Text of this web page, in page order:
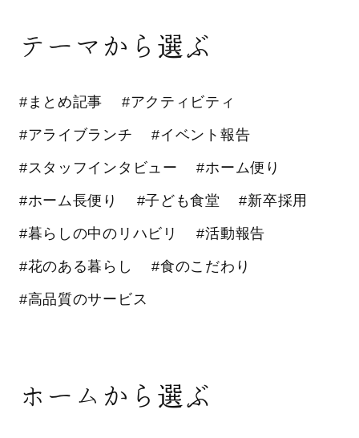
テーマから選ぶ
#まとめ記事 #アクティビティ
#アライブランチ #イベント報告
#スタッフインタビュー #ホーム便り
#ホーム長便り #子ども食堂 #新卒採用
#暮らしの中のリハビリ #活動報告
#花のある暮らし #食のこだわり
#高品質のサービス
ホームから選ぶ